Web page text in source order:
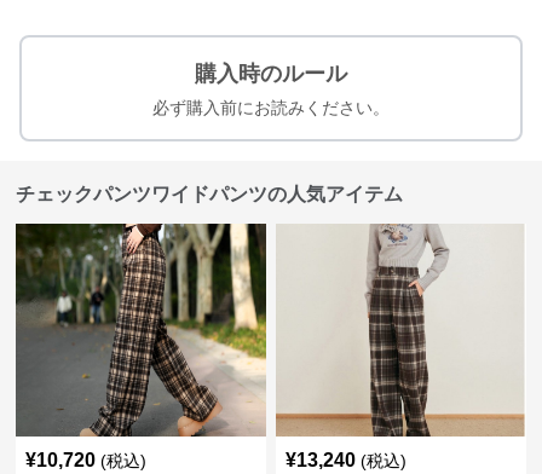
購入時のルール
必ず購入前にお読みください。
チェックパンツワイドパンツの人気アイテム
¥10,720 (税込) ¥13,240 (税込)